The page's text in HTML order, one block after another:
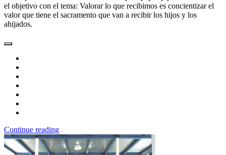
el objetivo con el tema: Valorar lo que recibimos es concientizar el
valor que tiene el sacramento que van a recibir los hijos y los
ahijados.
Continue reading